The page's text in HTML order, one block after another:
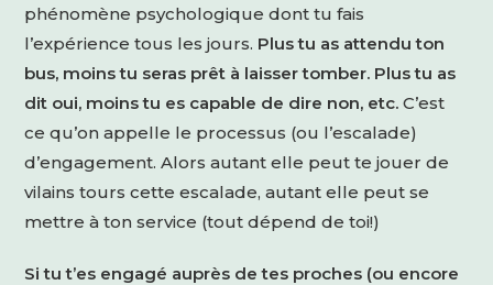
phénomène psychologique dont tu fais
l’expérience tous les jours. Plus tu as attendu ton
bus, moins tu seras prêt à laisser tomber. Plus tu as
dit oui, moins tu es capable de dire non, etc.C’est
ce qu’on appelle le processus (ou l’escalade)
d’engagement. Alors autant elle peut te jouer de
vilains tours cette escalade, autant elle peut se
mettre à ton service (tout dépend de toi!)
Si tu t’es engagé auprès de tes proches (ou encore